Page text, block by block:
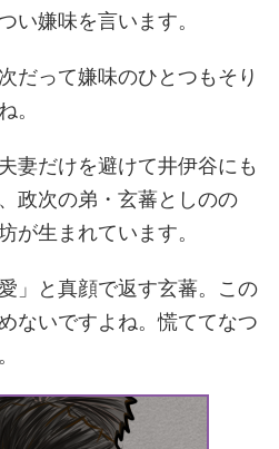
い嫌味を言います。
だって嫌味のひとつもそり
。
妻だけを避けて井伊谷にも
政次の弟・玄蕃としのの
が生まれています。
」と真顔で返す玄蕃。この
ないですよね。慌ててなつ